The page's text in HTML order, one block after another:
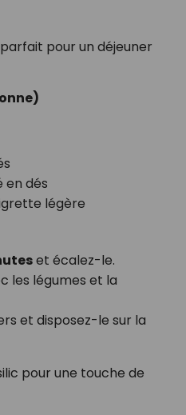
pour un déjeuner
en dés
légère
et écalez-le.
les légumes et la
et disposez-le sur la
pour une touche de